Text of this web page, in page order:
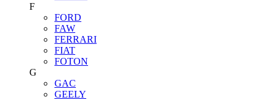
F
FORD
FAW
FERRARI
FIAT
FOTON
G
GAC
GEELY